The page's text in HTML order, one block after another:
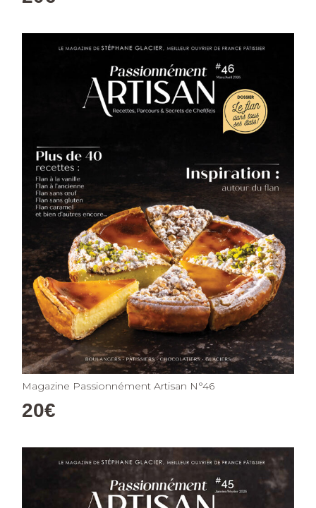
Magazine Passionnément Artisan N°46
20€